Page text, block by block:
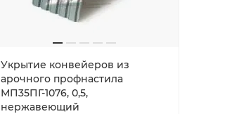
Укрытие конвейеров из
арочного профнастила
МП35ПГ-1076, 0,5,
нержавеющий